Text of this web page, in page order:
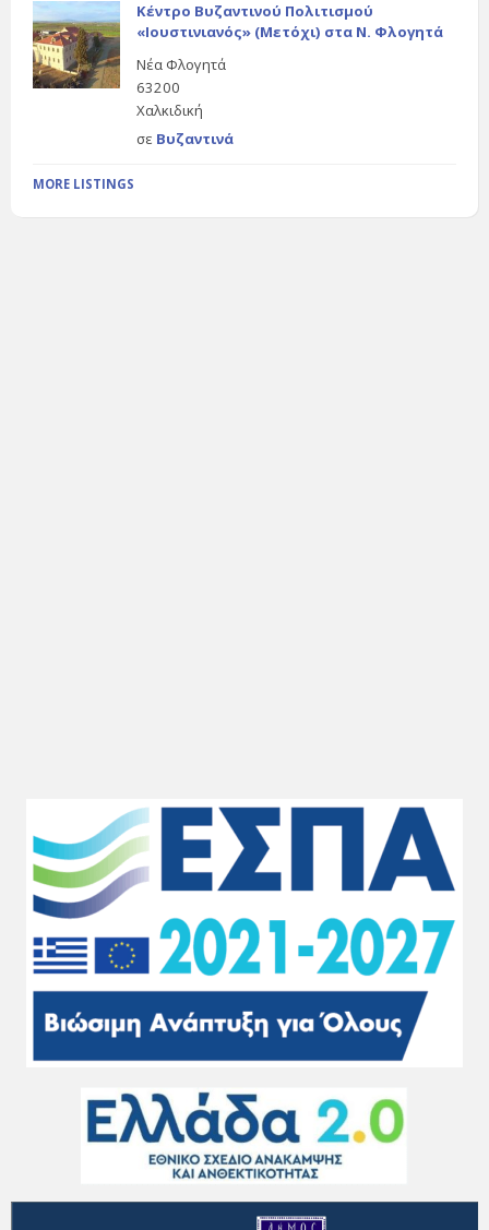
Κέντρο Βυζαντινού Πολιτισμού
«Ιουστινιανός» (Μετόχι) στα Ν. Φλογητά
Νέα Φλογητά
63200
Χαλκιδική
σε Βυζαντινά
MORE LISTINGS